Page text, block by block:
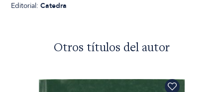
Editorial:Catedra
Otros títulos del autor